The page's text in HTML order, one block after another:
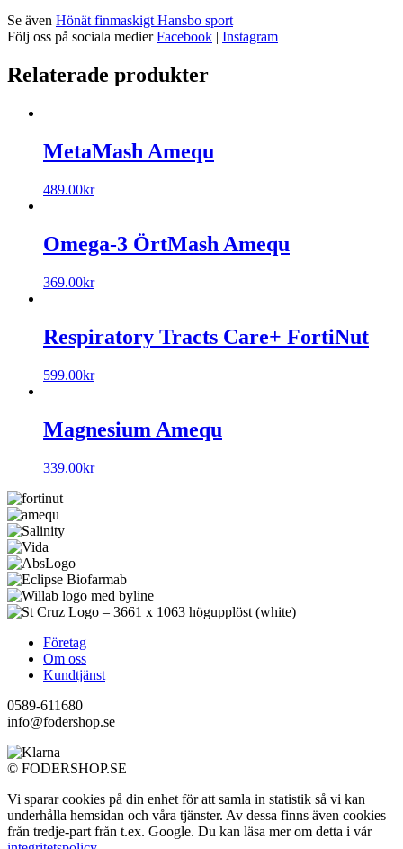
Se även Hönät finmaskigt Hansbo sport
Följ oss på sociala medierFacebook Instagram
Relaterade produkter
MetaMash Amequ
489.00kr
Omega-3 ÖrtMash Amequ
369.00kr
Respiratory Tracts Care+ FortiNut
599.00kr
Magnesium Amequ
339.00kr
Företag
Om oss
Kundtjänst
0589-611680
info@fodershop.se
© FODERSHOP.SE
Vi sparar cookies på din enhet för att samla in statistik så vi kan
underhålla hemsidan och våra tjänster. Av dessa finns även cookies
från tredje-part från t.ex. Google. Du kan läsa mer om detta i vår